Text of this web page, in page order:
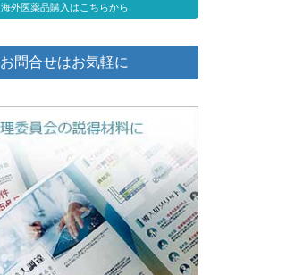
海外医薬品購入はこちらから
お問合せはお気軽に